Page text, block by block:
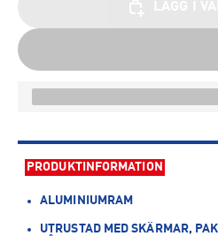
PRODUKTINFORMATION
ALUMINIUMRAM
UTRUSTAD MED SKÄRMAR,